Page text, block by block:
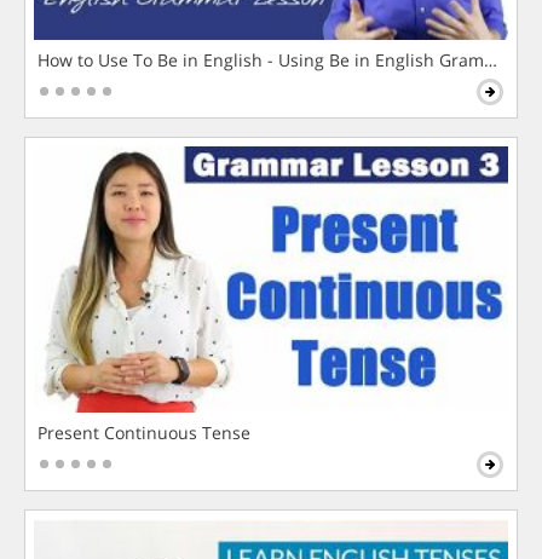
How to Use To Be in English - Using Be in English Grammar
Present Continuous Tense